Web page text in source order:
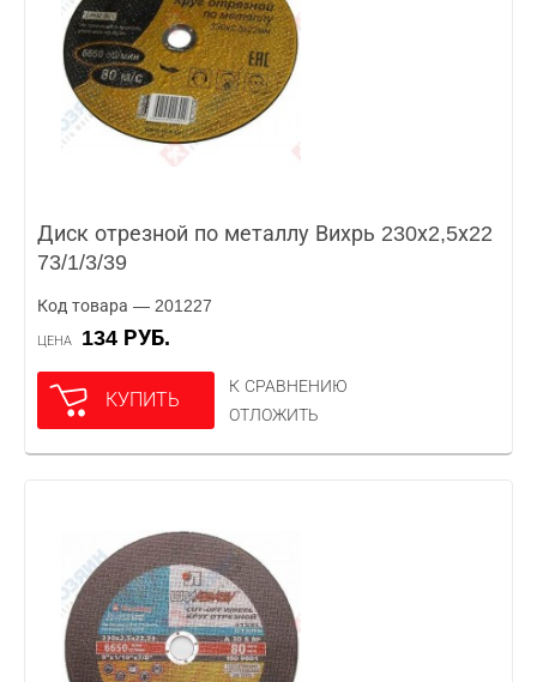
Диск отрезной по металлу Вихрь 230х2,5х22
73/1/3/39
Код товара — 201227
ЦЕНА 134 РУБ.
КУПИТЬ
К СРАВНЕНИЮ
ОТЛОЖИТЬ